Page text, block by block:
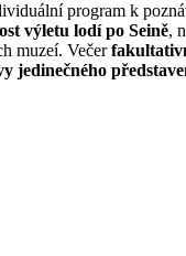
program k
výletu lodí po Seině,
muzeí. Večer
jedinečného